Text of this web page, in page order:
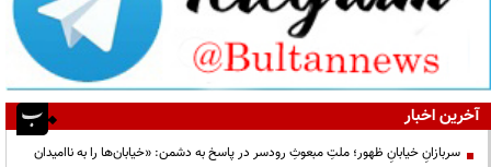
آخرین اخبار
سربازانِ خیابانِ ظهور؛ ملتِ مبعوثِ رودسر در پاسخ به دشمن: «خیابان‌ها را به ناامیدان